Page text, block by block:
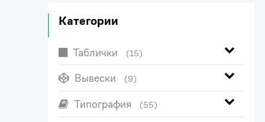
Категории
Таблички (15)
Вывески (9)
Типография (55)